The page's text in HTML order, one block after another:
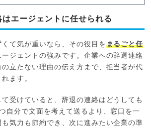
エージェントに任せられる
て気が重いなら、その役目をまるごと任
ージェントの強みです。企業への辞退連絡
立たない理由の伝え方まで、担当者が代
ます。
受けていると、辞退の連絡はどうしても
自分で文面を考えて送るより、窓口を一
気力も節約でき、次に進みたい企業の準